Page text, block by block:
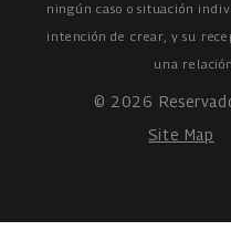
ningún caso o situación
intención de crear, y su
una
© 2026
Site Map